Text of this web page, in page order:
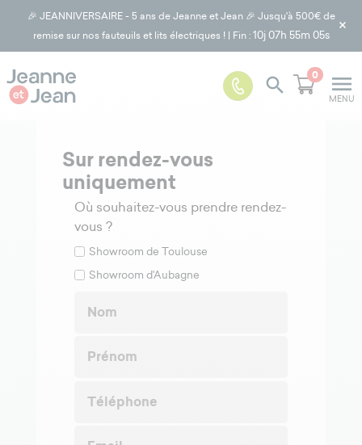
🎉 JEANNIVERSAIRE - 5 ans de Jeanne et Jean 🎉 Jusqu'à 500€ de
remise sur nos fauteuils et lits électriques ! | Fin : 10j07h 55m 05s ×
 0 menu
MENU
Sur rendez-vous
uniquement
Où souhaitez-vous prendre rendez-
vous ?
Showroom de Toulouse
Showroom d'Aubagne